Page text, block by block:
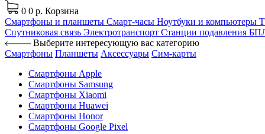
0 0 р. Корзина
Смартфоны и планшеты Смарт-часы Ноутбуки и компьютеры
Спутниковая связь Электротранспорт Станции подавления
Выберите интересующую вас категорию
Смартфоны Планшеты Аксессуары Сим-карты
Смартфоны Apple
Смартфоны Samsung
Смартфоны Xiaomi
Смартфоны Huawei
Смартфоны Honor
Смартфоны Google Pixel